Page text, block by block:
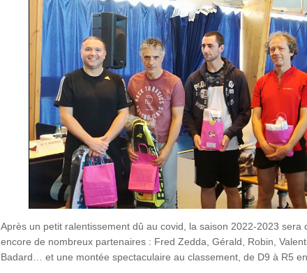
Après un petit ralentissement dû au covid, la saison 2022-2023 sera
encore de nombreux partenaires : Fred Zedda, Gérald, Robin,
Badard… et une montée spectaculaire au classement, de D9 à R5